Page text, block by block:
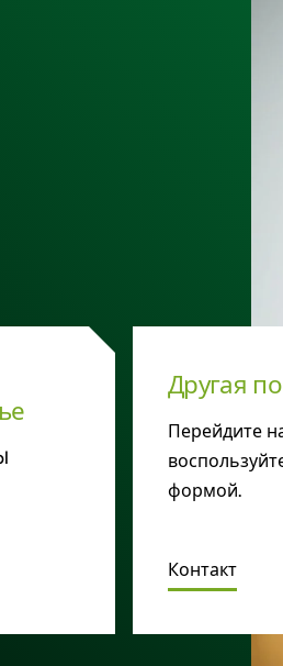
Другая
Перейдите
формой.
Контакт